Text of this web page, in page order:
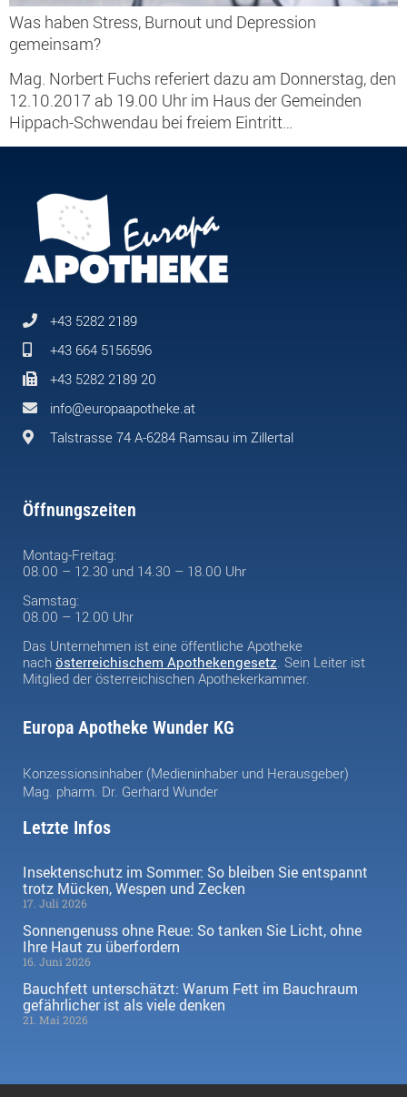
Was haben Stress, Burnout und Depression
gemeinsam?
Mag. Norbert Fuchs referiert dazu am Donnerstag, den
12.10.2017 ab 19.00 Uhr im Haus der Gemeinden
Hippach-Schwendau bei freiem Eintritt…
+43 5282 2189
+43 664 5156596
+43 5282 2189 20
info@europaapotheke.at
Talstrasse 74 A-6284 Ramsau im Zillertal
Öffnungszeiten
Montag-Freitag:
08.00 – 12.30 und 14.30 – 18.00 Uhr
Samstag:
08.00 – 12.00 Uhr
Das Unternehmen ist eine öffentliche Apotheke
nach österreichischem Apothekengesetz. Sein Leiter ist
Mitglied der österreichischen Apothekerkammer.
Europa Apotheke Wunder KG
Konzessionsinhaber (Medieninhaber und Herausgeber)
Mag. pharm. Dr. Gerhard Wunder
Letzte Infos
Insektenschutz im Sommer: So bleiben Sie entspannt
trotz Mücken, Wespen und Zecken
17. Juli 2026
Sonnengenuss ohne Reue: So tanken Sie Licht, ohne
Ihre Haut zu überfordern
16. Juni 2026
Bauchfett unterschätzt: Warum Fett im Bauchraum
gefährlicher ist als viele denken
21. Mai 2026